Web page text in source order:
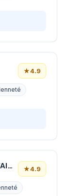
★4.9
SAMSIC EMPLOI NOUVELLE AQUITAINE PERIGUEUX ★4.9